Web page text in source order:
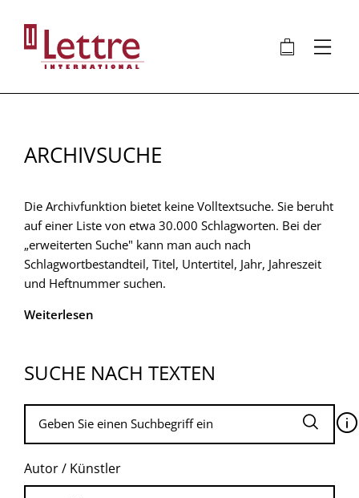
Inhalt
🛍 ⋮
ARCHIVSUCHE
Die Archivfunktion bietet keine Volltextsuche. Sie beruht
auf einer Liste von etwa 30.000 Schlagworten. Bei der
„erweiterten Suche" kann man auch nach
Schlagwortbestandteil, Titel, Untertitel, Jahr, Jahreszeit
und Heftnummer suchen.
Weiterlesen
SUCHE NACH TEXTEN
🛈
Autor / Künstler